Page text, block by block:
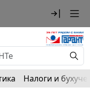
Налоги и